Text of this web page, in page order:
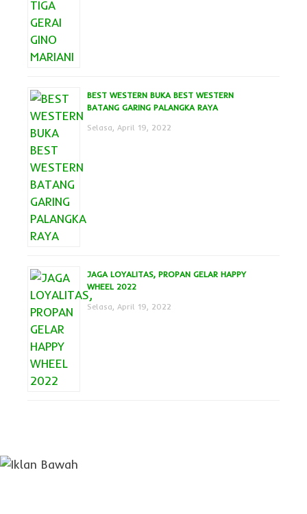
BEST WESTERN BUKA BEST WESTERN
BATANG GARING PALANGKA RAYA
Selasa, April 19, 2022
JAGA LOYALITAS, PROPAN GELAR HAPPY
WHEEL 2022
Selasa, April 19, 2022